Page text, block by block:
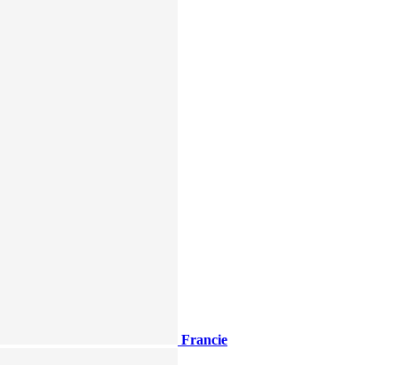
Francie